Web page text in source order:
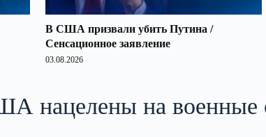
В США призвали убить Путина /
Сенсационное заявление
03.08.2026
нацелены на военные